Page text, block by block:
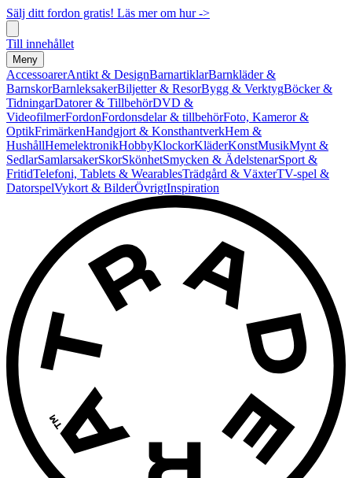
Sälj ditt fordon gratis! Läs mer om hur ->
Till innehållet
Meny
AccessoarerAntikt & DesignBarnartiklarBarnkläder &
BarnskorBarnleksakerBiljetter & ResorBygg & VerktygBöcker &
TidningarDatorer & TillbehörDVD &
VideofilmerFordonFordonsdelar & tillbehörFoto, Kameror &
OptikFrimärkenHandgjort & KonsthantverkHem &
HushållHemelektronikHobbyKlockorKläderKonstMusikMynt &
SedlarSamlarsakerSkorSkönhetSmycken & ÄdelstenarSport &
FritidTelefoni, Tablets & WearablesTrädgård & VäxterTV-spel &
DatorspelVykort & BilderÖvrigtInspiration